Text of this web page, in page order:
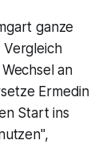
ganze
an
Ermedin
Start ins